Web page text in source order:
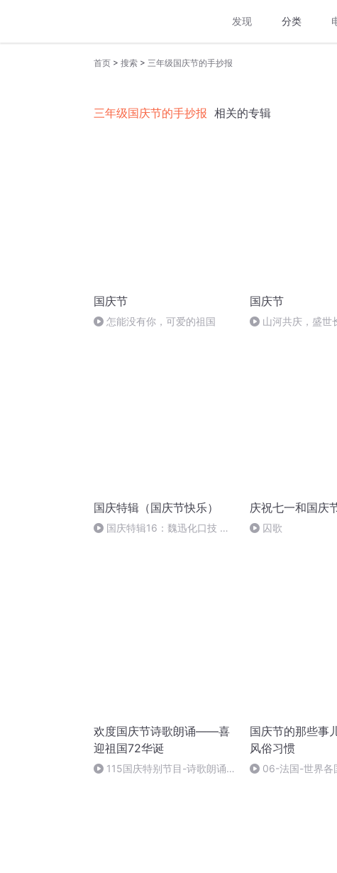
发现 分类
首页 > 搜索 > 三年级国庆节的手抄报
三年级国庆节的手抄报 相关的专辑
国庆节
怎能没有你，可爱的祖国
国庆节
山河共庆，盛世
国庆特辑（国庆节快乐）
国庆特辑16：魏迅化口技 二
庆祝七一和国庆
囚歌
欢度国庆节诗歌朗诵——喜
迎祖国72华诞
115国庆特别节目-诗歌朗诵-
国庆节的那些事
风俗习惯
06-法国-世界各